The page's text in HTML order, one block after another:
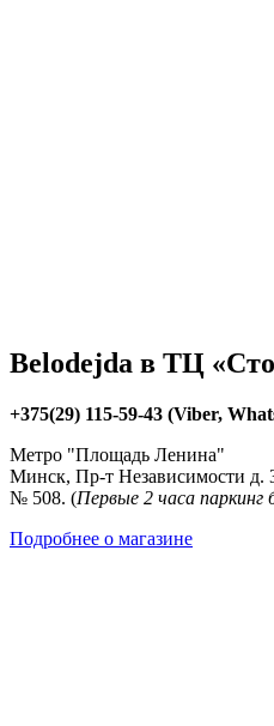
Belodejda в ТЦ
+375(29) 115-59-43 (Viber,
Метро "Площадь Ленина"
Минск, Пр-т Независимости д.
№ 508. (Первые 2 часа паркинг
Подробнее о магазине